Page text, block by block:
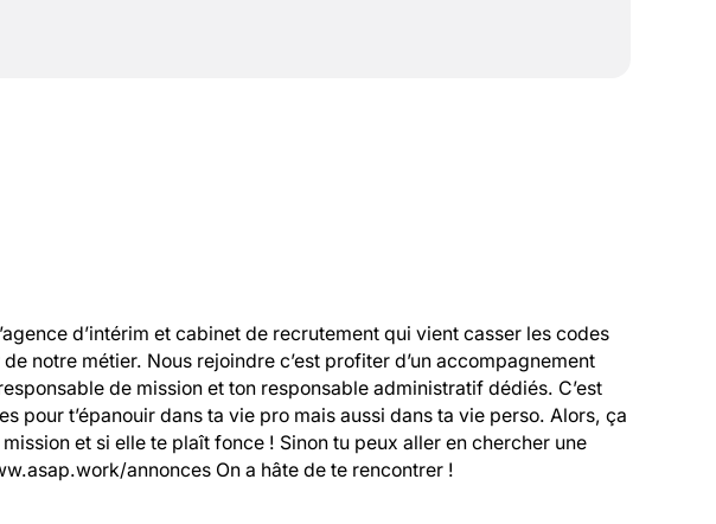
d’intérim et cabinet de recrutement qui vient casser les codes
notre métier. Nous rejoindre c’est profiter d’un accompagnement
de mission et ton responsable administratif dédiés. C’est
pour t’épanouir dans ta vie pro mais aussi dans ta vie perso. Alors, ça
et si elle te plaît fonce ! Sinon tu peux aller en chercher une
annonces On a hâte de te rencontrer !